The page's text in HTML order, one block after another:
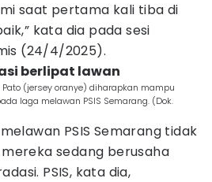
saat pertama kali tiba di
kata dia pada sesi
(24/4/2025).
berlipat lawan
Pato (jersey oranye) diharapkan mampu
laga melawan PSIS Semarang. (Dok.
PSIS Semarang tidak
sedang berusaha
PSIS, kata dia,